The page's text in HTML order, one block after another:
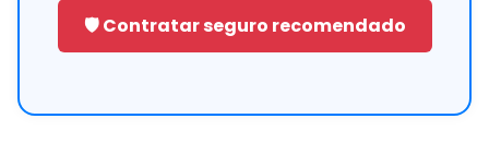
🛡️ Contratar seguro recomendado